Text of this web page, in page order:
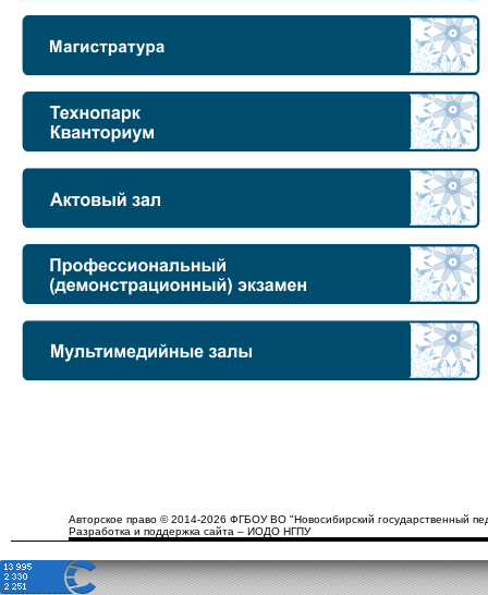
Авторское право © 2014-2026 ФГБОУ ВО "Новосибирский государственный
Разработка и поддержка сайта – ИОДО НГПУ